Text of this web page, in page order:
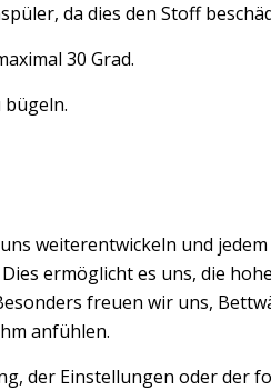
da dies den Stoff
30 Grad.
weiterentwickeln und
ermöglicht es uns, die
freuen wir uns,
anfühlen.
der Einstellungen oder der